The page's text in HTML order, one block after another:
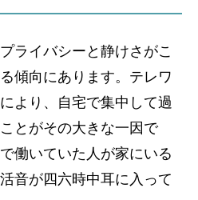
ライバシーと静けさがこ
傾向にあります。テレワ
より、自宅で集中して過
とがその大きな一因で
働いていた人が家にいる
音が四六時中耳に入って